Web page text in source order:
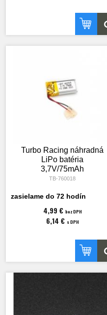
Turbo Racing náhradná
LiPo batéria
3,7V/75mAh
TB-760018
zasielame do 72 hodín
4,99 € bez DPH
6,14 € s DPH